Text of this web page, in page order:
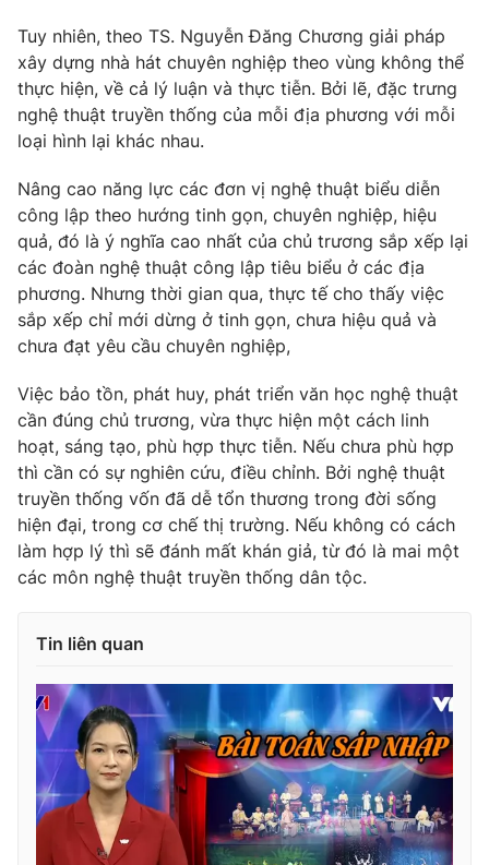
Tuy nhiên, theo TS. Nguyễn Đăng Chương giải pháp
xây dựng nhà hát chuyên nghiệp theo vùng không thể
thực hiện, về cả lý luận và thực tiễn. Bởi lẽ, đặc trưng
nghệ thuật truyền thống của mỗi địa phương với mỗi
loại hình lại khác nhau.
Nâng cao năng lực các đơn vị nghệ thuật biểu diễn
công lập theo hướng tinh gọn, chuyên nghiệp, hiệu
quả, đó là ý nghĩa cao nhất của chủ trương sắp xếp lại
các đoàn nghệ thuật công lập tiêu biểu ở các địa
phương. Nhưng thời gian qua, thực tế cho thấy việc
sắp xếp chỉ mới dừng ở tinh gọn, chưa hiệu quả và
chưa đạt yêu cầu chuyên nghiệp,
Việc bảo tồn, phát huy, phát triển văn học nghệ thuật
cần đúng chủ trương, vừa thực hiện một cách linh
hoạt, sáng tạo, phù hợp thực tiễn. Nếu chưa phù hợp
thì cần có sự nghiên cứu, điều chỉnh. Bởi nghệ thuật
truyền thống vốn đã dễ tổn thương trong đời sống
hiện đại, trong cơ chế thị trường. Nếu không có cách
làm hợp lý thì sẽ đánh mất khán giả, từ đó là mai một
các môn nghệ thuật truyền thống dân tộc.
Tin liên quan